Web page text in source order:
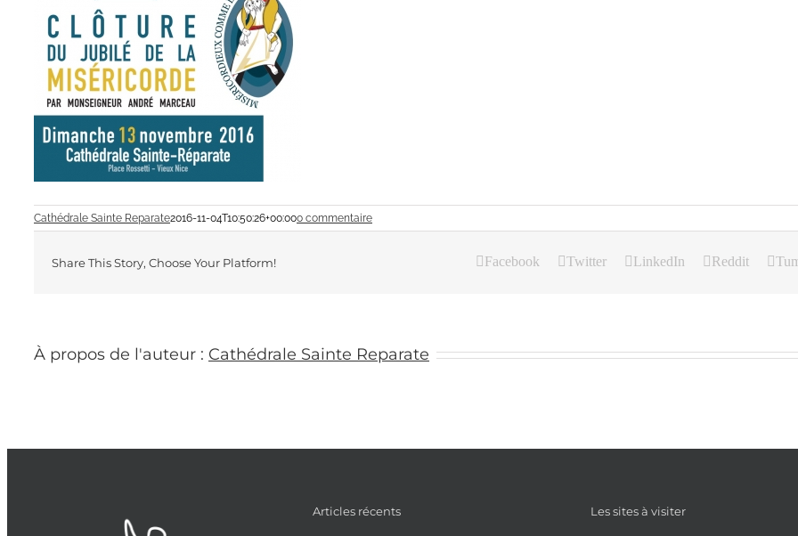
Cathédrale Sainte Reparate2016-11-04T10:50:26+00:000 commentaire
Share This Story, Choose Your Platform! Facebook Twitter LinkedIn Reddit
À propos de l'auteur : Cathédrale Sainte Reparate
Articles récents Les sites à visiter